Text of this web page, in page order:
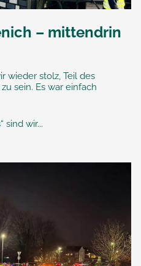
– mittendrin
wieder stolz, Teil des
sein. Es war einfach
sind wir...